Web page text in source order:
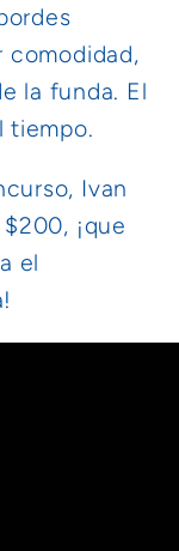
comodidad,
la funda. El
tiempo.
Ivan
¡que
el